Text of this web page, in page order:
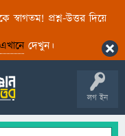
স্বাগতম! প্রশ্ন-উত্তর দিয়ে
এখানেদেখুন।
লগ ইন